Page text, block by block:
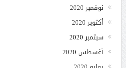
نوفمبر 2020
أكتوبر 2020
سبتمبر 2020
أغسطس 2020